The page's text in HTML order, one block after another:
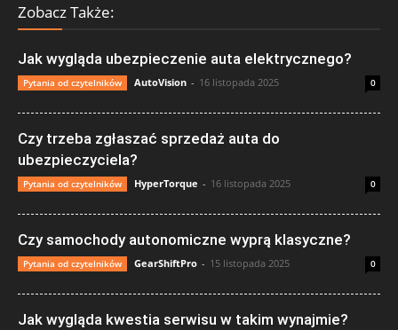
Zobacz Także:
Jak wygląda ubezpieczenie auta elektrycznego?
Pytania od czytelników AutoVision - 16 listopada 2025 0
Czy trzeba zgłaszać sprzedaż auta do
ubezpieczyciela?
Pytania od czytelników HyperTorque - 16 listopada 2025 0
Czy samochody autonomiczne wyprą klasyczne?
Pytania od czytelników GearShiftPro - 15 listopada 2025 0
Jak wygląda kwestia serwisu w takim wynajmie?